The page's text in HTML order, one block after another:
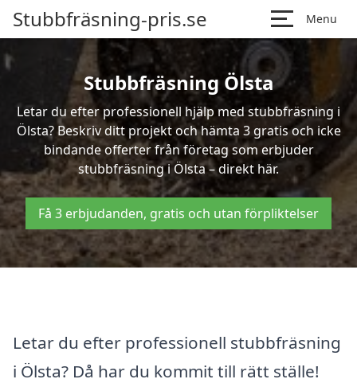
Stubbfräsning-pris.se Menu
Stubbfräsning Ölsta
Letar du efter professionell hjälp med stubbfräsning i
Ölsta? Beskriv ditt projekt och hämta 3 gratis och icke
bindande offerter från företag som erbjuder
stubbfräsning i Ölsta – direkt här.
Få 3 erbjudanden, gratis och utan förpliktelser
Letar du efter professionell stubbfräsning
i Ölsta? Då har du kommit till rätt ställe!